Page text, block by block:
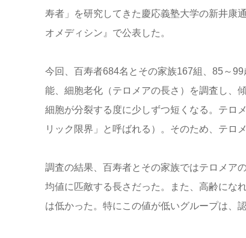
寿者」を研究してきた慶応義塾大学の新井康
オメディシン』で公表した。
今回、百寿者684名とその家族167組、85～
能、細胞老化（テロメアの長さ）を調査し、
細胞が分裂する度に少しずつ短くなる。テロ
リック限界」と呼ばれる）。そのため、テロ
調査の結果、百寿者とその家族ではテロメア
均値に匹敵する長さだった。また、高齢にな
は低かった。特にこの値が低いグループは、